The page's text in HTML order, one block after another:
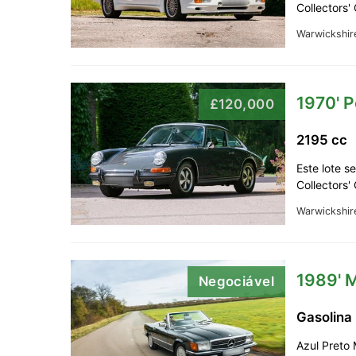
Collectors'
£120,000 1970'
2195 cc
Este lote
Collectors'
Negociável 1989'
Gasolina
Azul Preto